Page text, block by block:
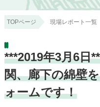
TOPページ 現場レポート一覧
***2019年3月6
関、廊下の綿壁
ォームです！